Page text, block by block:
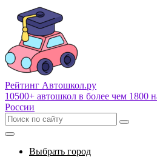
Рейтинг Автошкол.ру
10500+ автошкол в более чем 1800
России
Выбрать город